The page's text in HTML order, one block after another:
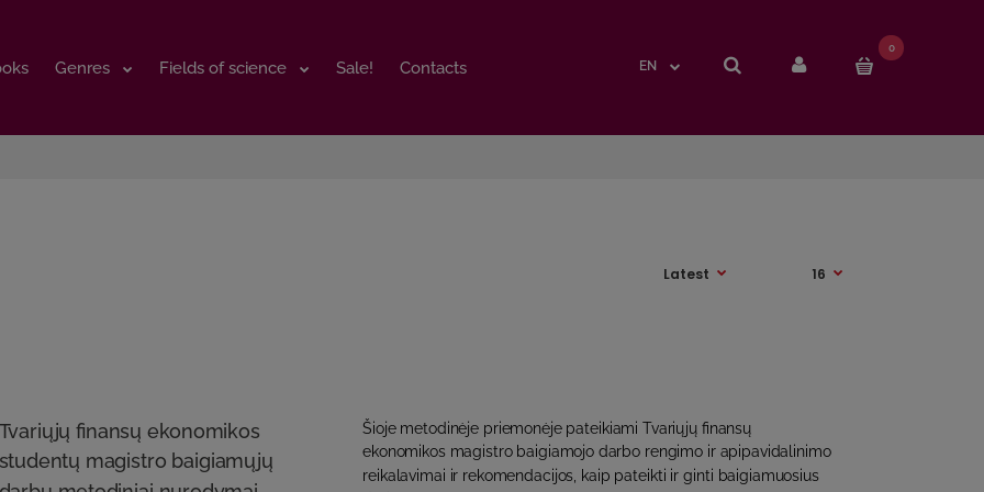
Genres Fields of science Sale! Contacts EN
0
Genres Fields of science Sale! Contacts EN
0
Tvariųjų finansų ekonomikos
studentų magistro baigiamųjų
Šioje metodinėje priemonėje pateikiami Tvariųjų finansų
ekonomikos magistro baigiamojo darbo rengimo ir apipavidalinimo
reikalavimai ir rekomendacijos, kaip pateikti ir ginti baigiamuosius